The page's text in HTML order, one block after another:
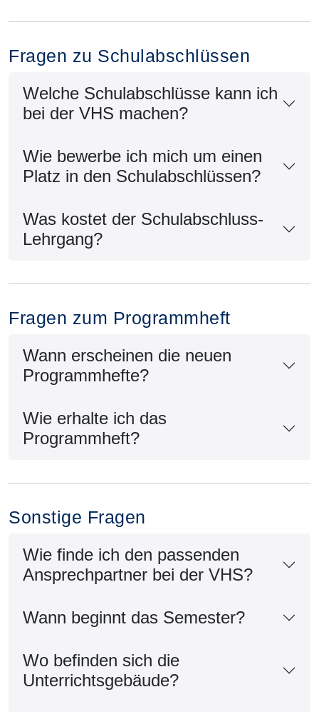
Fragen zu Schulabschlüssen
Welche Schulabschlüsse kann ich
bei der VHS machen?
Wie bewerbe ich mich um einen
Platz in den Schulabschlüssen?
Was kostet der Schulabschluss-
Lehrgang?
Fragen zum Programmheft
Wann erscheinen die neuen
Programmhefte?
Wie erhalte ich das
Programmheft?
Sonstige Fragen
Wie finde ich den passenden
Ansprechpartner bei der VHS?
Wann beginnt das Semester?
Wo befinden sich die
Unterrichtsgebäude?